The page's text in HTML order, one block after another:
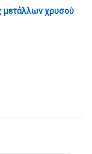
μετάλλων χρυσού